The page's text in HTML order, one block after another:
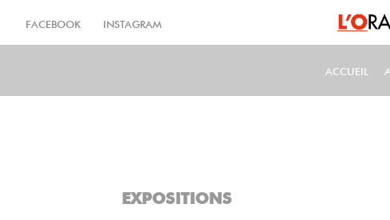
FACEBOOK INSTAGRAM
ACCUEIL
EXPOSITIONS